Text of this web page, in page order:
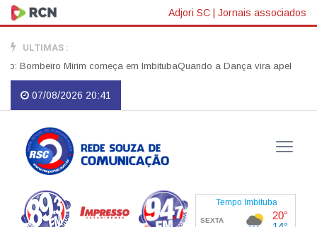
Adjori SC | Jornais associados
ULTIMAS :
Mirim começa em ImbitubaQuando a Dança vira apelo por
07/08/2026 20:41